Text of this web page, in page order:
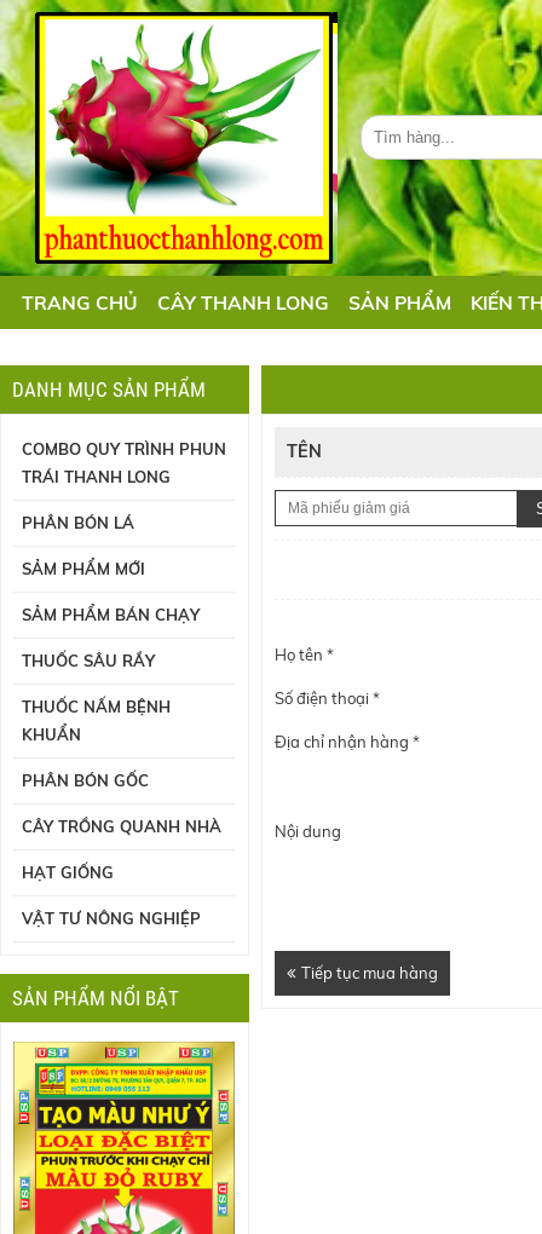
TRANG CHỦ CÂY THANH LONG SẢN PHẨM KIẾN
TÊN
Họ tên *
Số điện thoại *
Địa chỉ nhận hàng *
Nội dung
Tiếp tục mua hàng
DANH MỤC SẢN PHẨM
COMBO QUY TRÌNH PHUN
TRÁI THANH LONG
PHÂN BÓN LÁ
SẢM PHẨM MỚI
SẢM PHẨM BÁN CHẠY
THUỐC SÂU RẦY
THUỐC NẤM BỆNH
KHUẨN
PHÂN BÓN GỐC
CÂY TRỒNG QUANH NHÀ
HẠT GIỐNG
VẬT TƯ NÔNG NGHIỆP
SẢN PHẨM NỔI BẬT